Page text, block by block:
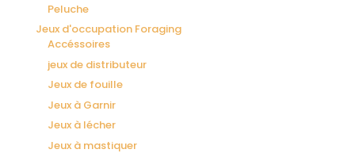
Peluche
Jeux d'occupation Foraging
Accéssoires
jeux de distributeur
Jeux de fouille
Jeux à Garnir
Jeux à lécher
Jeux à mastiquer